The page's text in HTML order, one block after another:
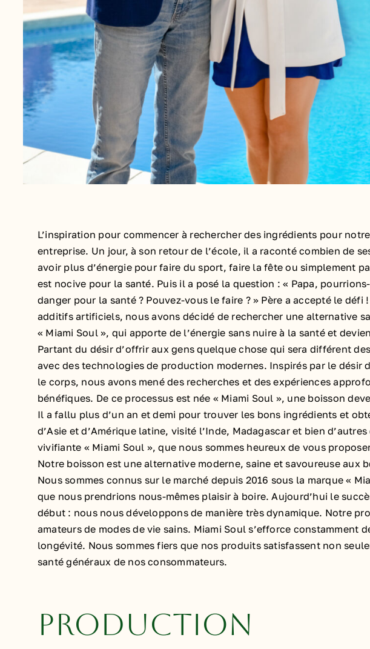
L’inspiration pour commencer à rechercher des ingrédients pour
entreprise. Un jour, à son retour de l’école, il a raconté combien de
avoir plus d’énergie pour faire du sport, faire la fête ou simplement
est nocive pour la santé. Puis il a posé la question : « Papa,
danger pour la santé ? Pouvez-vous le faire ? » Père a accepté le
additifs artificiels, nous avons décidé de rechercher une alternative
« Miami Soul », qui apporte de l’énergie sans nuire à la santé et
Partant du désir d’offrir aux gens quelque chose qui sera différent
avec des technologies de production modernes. Inspirés par le
le corps, nous avons mené des recherches et des expériences
bénéfiques. De ce processus est née « Miami Soul », une boisson
Il a fallu plus d’un an et demi pour trouver les bons ingrédients et
d’Asie et d’Amérique latine, visité l’Inde, Madagascar et bien
vivifiante « Miami Soul », que nous sommes heureux de vous
Notre boisson est une alternative moderne, saine et savoureuse aux
Nous sommes connus sur le marché depuis 2016 sous la marque «
que nous prendrions nous-mêmes plaisir à boire. Aujourd’hui le
début : nous nous développons de manière très dynamique. Notre
amateurs de modes de vie sains. Miami Soul s’efforce
longévité. Nous sommes fiers que nos produits satisfassent non
santé généraux de nos consommateurs.
PRODUCTION